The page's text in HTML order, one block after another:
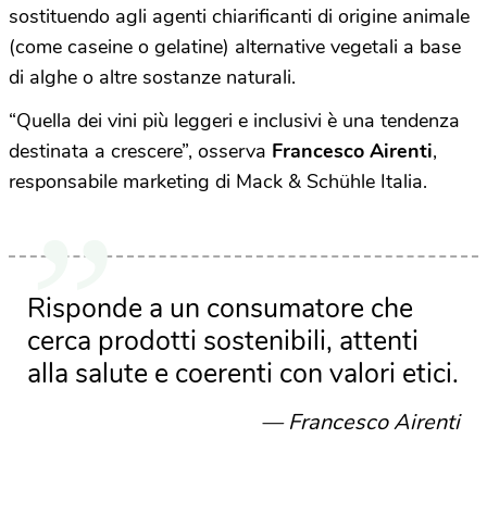
sostituendo agli agenti chiarificanti di origine animale
(come caseine o gelatine) alternative vegetali a base
di alghe o altre sostanze naturali.
“Quella dei vini più leggeri e inclusivi è una tendenza
destinata a crescere”, osserva Francesco Airenti,
responsabile marketing di Mack & Schühle Italia.
Risponde a un consumatore che
cerca prodotti sostenibili, attenti
alla salute e coerenti con valori etici.
Francesco Airenti